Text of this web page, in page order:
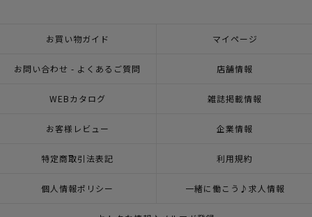
お買い物ガイド マイページ
お問い合わせ - よくあるご質問 店舗情報
WEBカタログ 雑誌掲載情報
お客様レビュー 企業情報
特定商取引法表記 利用規約
個人情報ポリシー 一緒に働こう♪求人情報